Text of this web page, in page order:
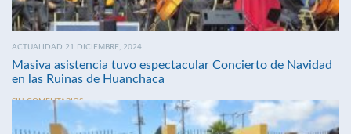
ACTUALIDAD 21 DICIEMBRE, 2024
Masiva asistencia tuvo espectacular Concierto de Navidad
en las Ruinas de Huanchaca
SIN COMENTARIOS